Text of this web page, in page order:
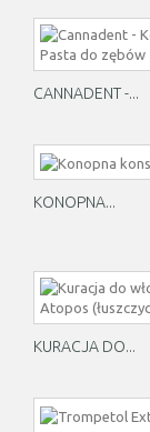
CANNADENT -...
KONOPNA...
KURACJA DO...